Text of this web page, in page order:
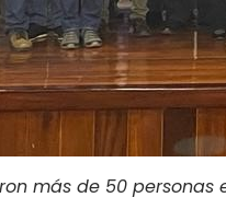
más de 50 personas